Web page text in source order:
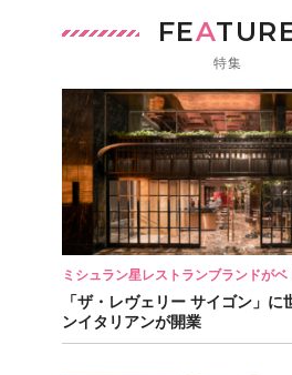
FEA
特集
ミシュラン星レストランブランドがベ
「ザ・レヴェリー サイゴン」に
ンイタリアンが開業